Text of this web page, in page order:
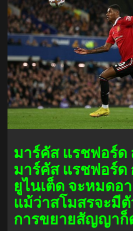
มาร์คัส แรชฟอร์
มาร์คัส แรชฟอร์
ยูไนเต็ด จะหมดอ
แม้ว่าสโมสรจะมี
การขยายสัญญาก็